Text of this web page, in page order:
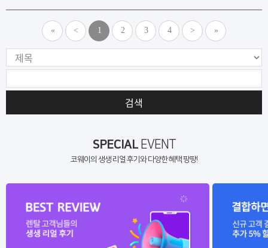
« < 1 2 3 4 > »
검색
SPECIALEVENT
코웨이의 생생 리얼 후기와 다양한 혜택 팡팡!